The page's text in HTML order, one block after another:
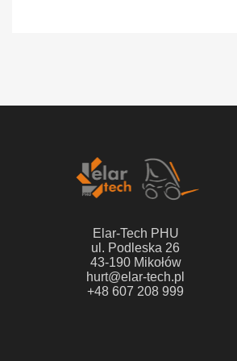
Elar-Tech PHU
ul. Podleska 26
43-190 Mikołów
hurt@elar-tech.pl
+48 607 208 999